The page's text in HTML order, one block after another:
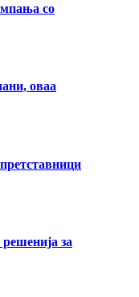
со
оваа
за